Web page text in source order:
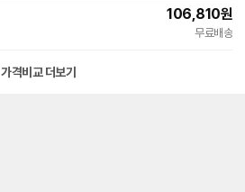
106,810원
무료배송
가격비교 더보기